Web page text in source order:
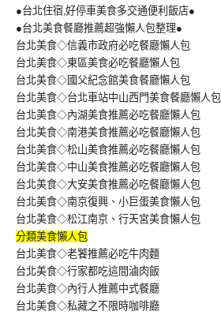
●台北住宿,好停車美食多交通便利飯店●
●台北美食餐廳推薦超強懶人包整理●
台北美食◇信義市政府必吃餐廳懶人包
台北美食◇東區美食必吃餐廳懶人包
台北美食◇國父紀念館美食餐廳懶人包
台北美食◇台北車站中山西門美食餐廳懶人包
台北美食◇內湖美食推薦必吃餐廳懶人包
台北美食◇南港美食推薦必吃餐廳懶人包
台北美食◇松山美食推薦必吃餐廳懶人包
台北美食◇中山美食推薦必吃餐廳懶人包
台北美食◇大安美食推薦必吃餐廳懶人包
台北美食◇南京復興、小巨蛋美食懶人包
台北美食◇松江南京、行天宮美食懶人包
分類美食懶人包
台北美食◇老饕推薦必吃牛肉麵
台北美食◇行家都吃這間滷肉飯
台北美食◇內行人推薦中式餐廳
台北美食◇私藏之不限時咖啡廳